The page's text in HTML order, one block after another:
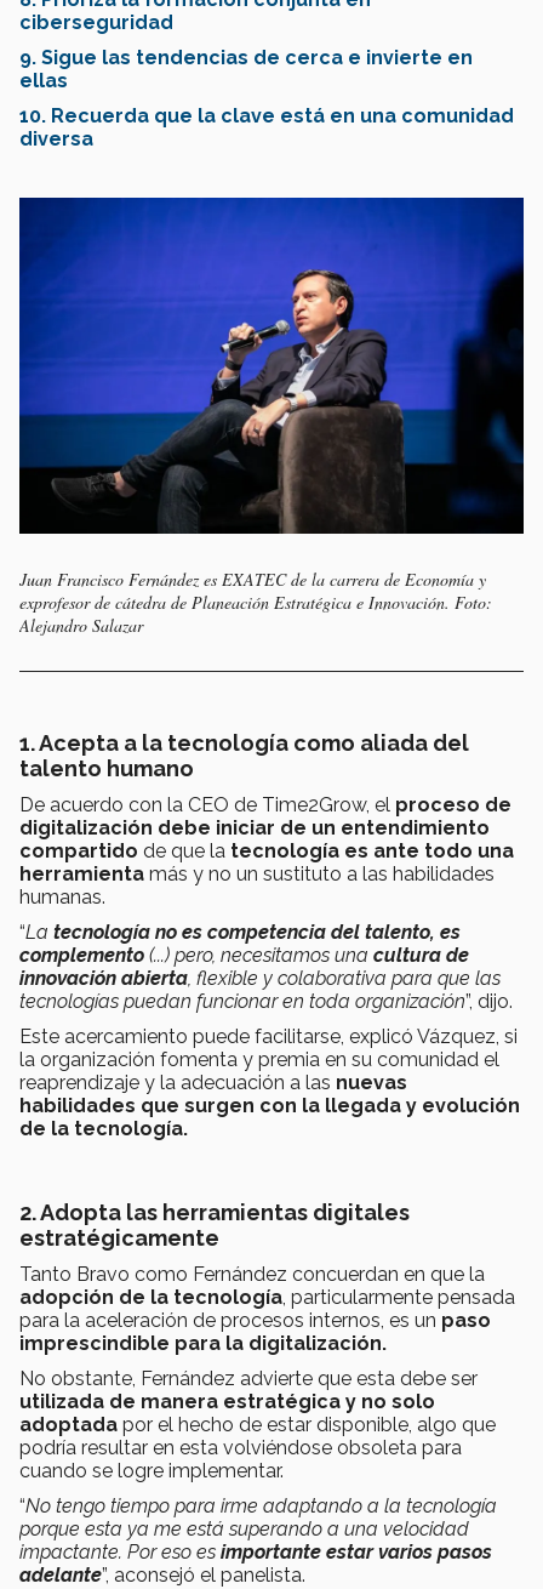
ciberseguridad
9. Sigue las tendencias de cerca e invierte en
ellas
10. Recuerda que la clave está en una comunidad
diversa
Juan Francisco Fernández es EXATEC de la carrera de Economía y
exprofesor de cátedra de Planeación Estratégica e Innovación. Foto:
Alejandro Salazar
1. Acepta a la tecnología como aliada del
talento humano
De acuerdo con la CEO de Time2Grow, el proceso de
digitalización debe iniciar de un entendimiento
compartido de que la tecnología es ante todo una
herramienta más y no un sustituto a las habilidades
humanas.
“La tecnología no es competencia del talento, es
complemento (...) pero, necesitamos una cultura de
innovación abierta, flexible y colaborativa para que las
tecnologías puedan funcionar en toda organización”, dijo.
Este acercamiento puede facilitarse, explicó Vázquez, si
la organización fomenta y premia en su comunidad el
reaprendizaje y la adecuación a las nuevas
habilidades que surgen con la llegada y evolución
de la tecnología.
2. Adopta las herramientas digitales
estratégicamente
Tanto Bravo como Fernández concuerdan en que la
adopción de la tecnología, particularmente pensada
para la aceleración de procesos internos, es un paso
imprescindible para la digitalización.
No obstante, Fernández advierte que esta debe ser
utilizada de manera estratégica y no solo
adoptada por el hecho de estar disponible, algo que
podría resultar en esta volviéndose obsoleta para
cuando se logre implementar.
“No tengo tiempo para irme adaptando a la tecnología
porque esta ya me está superando a una velocidad
impactante. Por eso es importante estar varios pasos
adelante”, aconsejó el panelista.